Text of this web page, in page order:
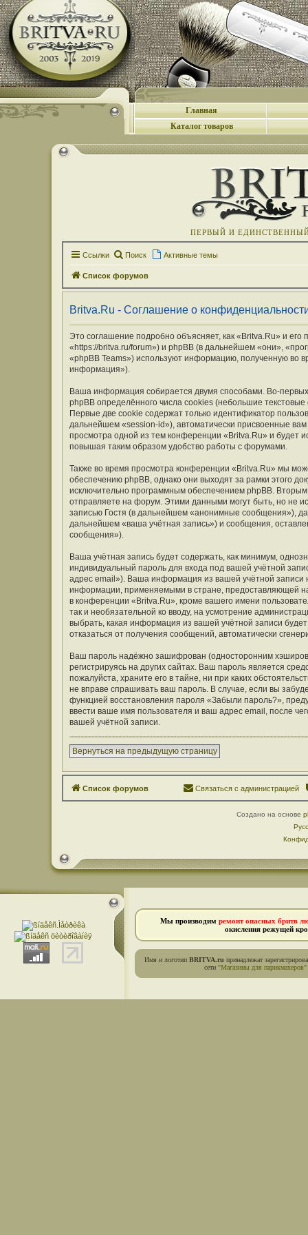
Главная
Каталог товаров
ПЕРВЫЙ И
Ссылки Поиск Активные темы
Список форумов
Britva.Ru - Соглашение о
Это соглашение подробно объясняет, как «Britva.Ru» и
«https://britva.ru/forum») и phpBB (в дальнейшем «они»,
«phpBB Teams») используют информацию, полученную во
информация»).
Ваша информация собирается двумя способами. Во-
phpBB определённого числа cookies (небольшие
Первые две cookie содержат только идентификатор
дальнейшем «session-id»), автоматически присвоенные
просмотра одной из тем конференции «Britva.Ru» и будет
повышая таким образом удобство работы с форумами.
Также во время просмотра конференции «Britva.Ru» мы
обеспечению phpBB, однако они выходят за рамки этого
исключительно программным обеспечением phpBB.
отправляете на форум. Этими данными могут быть, но не
записью Гостя (в дальнейшем «анонимные сообщения»),
дальнейшем «ваша учётная запись») и сообщения,
сообщения»).
Ваша учётная запись будет содержать, как минимум,
индивидуальный пароль для входа под вашей учётной
адрес email»). Ваша информация из вашей учётной
информации, применяемыми в стране, предоставляющей
в конференции «Britva.Ru», кроме вашего имени
так и необязательной ко вводу, на усмотрение
выбрать, какая информация из вашей учётной записи
отказаться от получения сообщений, автоматически
Ваш пароль надёжно зашифрован (односторонним
регистрируясь на других сайтах. Ваш пароль является
пожалуйста, храните его в тайне, ни при каких
не вправе спрашивать ваш пароль. В случае, если вы
функцией восстановления пароля «Забыли пароль?»,
ввести ваше имя пользователя и ваш адрес email, после
вашей учётной записи.
Вернуться на предыдущую страницу
Список форумов Связаться с администрацией
Создано на основе
Мы производим ремонт опасных бритв
окисления режущей
Имя и логотип BRITVA.ru принадлежат
сети "Магазины для парикмахеров"